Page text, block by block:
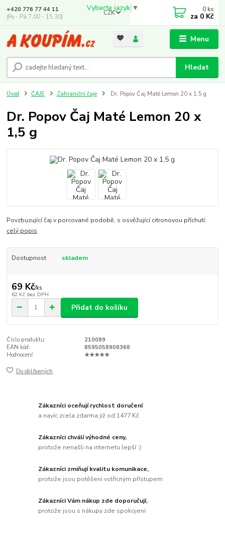
Vyberte jazyk ▼
Menu
CZK
Hledat
+420 776 77 44 11
(Po - Pá 7.00 - 15.30)
0 ks
za 0 Kč
Úvod ČAJE Zahraniční čaje Dr. Popov Čaj Maté Lemon 20 x 1,5 g
Dr. Popov Čaj Maté Lemon 20 x
1,5 g
Povzbuzující čaj v porcované podobě, s osvěžující citronovou příchutí.
celý popis
Dostupnost skladem
69 Kč/ks
62 Kč bez DPH
Přidat do košíku
Číslo produktu:
210089
EAN kód:
8595058908368
Hodnocení:
★★★★★
Do oblíbených
Zákazníci oceňují rychlost doručení
a navíc zcela zdarma již od 1477 Kč
Zákazníci chválí výhodné ceny,
protože nenašli na internetu lepší :)
Zákazníci zmiňují kvalitu komunikace,
protože jsou potěšeni vstřícným přístupem
Zákazníci Vám nákup zde doporučují,
protože jsou s nákupy zde spokojení